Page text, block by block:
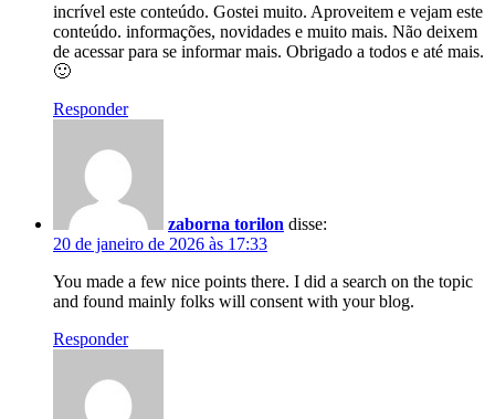
incrível este conteúdo. Gostei muito. Aproveitem e vejam este
conteúdo. informações, novidades e muito mais. Não deixem
de acessar para se informar mais. Obrigado a todos e até mais.
🙂
Responder
zaborna torilon disse:
20 de janeiro de 2026 às 17:33
You made a few nice points there. I did a search on the topic
and found mainly folks will consent with your blog.
Responder